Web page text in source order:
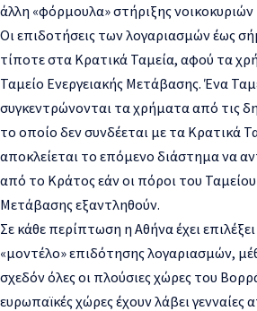
άλλη «φόρμουλα» στήριξης νοικοκυριών
Οι επιδοτήσεις των λογαριασμών έως
τίποτε στα Κρατικά Ταμεία, αφού τα
Ταμείο Ενεργειακής Μετάβασης. Ένα
συγκεντρώνονται τα χρήματα από τις
το οποίο δεν συνδέεται με τα Κρατικά
αποκλείεται το επόμενο διάστημα να
από το Κράτος εάν οι πόροι του Ταμείου
Μετάβασης εξαντληθούν.
Σε κάθε περίπτωση η Αθήνα έχει
«μοντέλο» επιδότησης λογαριασμών,
σχεδόν όλες οι πλούσιες χώρες του
ευρωπαϊκές χώρες έχουν λάβει γενναίες